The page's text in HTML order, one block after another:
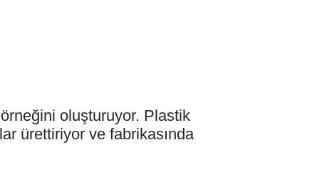
oluşturuyor. Plastik
ürettiriyor ve fabrikasında